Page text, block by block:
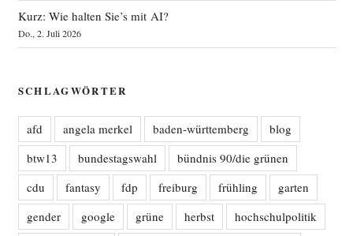
Kurz: Wie halten Sie’s mit AI?
Do., 2. Juli 2026
SCHLAGWÖRTER
afd angela merkel baden-württemberg
blog
btw13
bundestagswahl
bündnis 90/die grünen
cdu
fantasy fdp freiburg frühling
garten
gender
google grüne herbst hochschulpolitik